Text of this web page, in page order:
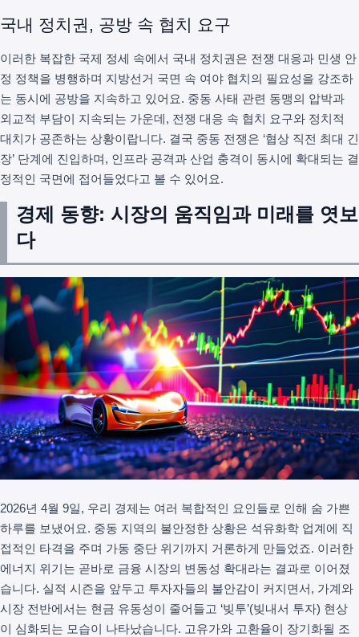
국내 정치권, 공방 속 협치 요구
이러한 복잡한 국제 정세 속에서 국내 정치권은 전쟁 대응과 민생 안
정 정책을 병행하며 지방선거 국면 속 여야 협치의 필요성을 강조하
는 동시에 공방을 지속하고 있어요. 중동 사태 관련 동맹의 압박과
외교적 부담이 지속되는 가운데, 전쟁 대응 속 협치 요구와 정치적
대치가 공존하는 상황이랍니다. 결국 중동 전쟁은 ‘협상 직전 최대 긴
장’ 단계에 진입하며, 인프라 공격과 산업 충격이 동시에 확대되는 결
정적인 국면에 접어들었다고 볼 수 있어요.
경제 동향: 시장의 움직임과 미래를 엿보
다
2026년 4월 9일, 우리 경제는 여러 복합적인 요인들로 인해 숨 가쁜
하루를 보냈어요. 중동 지역의 불안정한 상황은 석유화학 업계에 직
접적인 타격을 주며 가동 중단 위기까지 거론하게 만들었죠. 이러한
에너지 위기는 곧바로 금융 시장의 변동성 확대라는 결과로 이어졌
습니다. 실적 시즌을 앞두고 투자자들의 불안감이 커지면서, 가계와
시장 전반에서는 현금 유동성이 줄어들고 ‘빚투’(빚내서 투자) 현상
이 심화되는 모습이 나타났습니다. 고유가와 고환율이 장기화될 조